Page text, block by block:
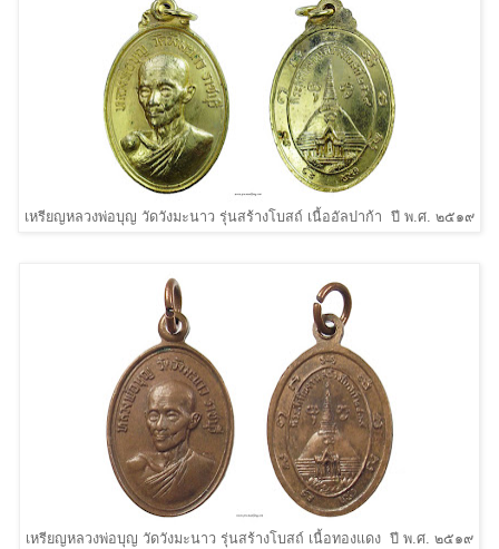
เหรียญหลวงพ่อบุญ วัดวังมะนาว รุ่นสร้างโบสถ์ เนื้ออัลปาก้า ปี พ.ศ. ๒๕๑๙
เหรียญหลวงพ่อบุญ วัดวังมะนาว รุ่นสร้างโบสถ์ เนื้อทองแดง ปี พ.ศ. ๒๕๑๙